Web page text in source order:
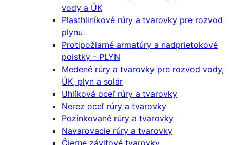
vody a ÚK
Plasthliníkové rúry a tvarovky pre rozvod
plynu
Protipožiarné armatúry a nadprietokové
poistky - PLYN
Medené rúry a tvarovky pre rozvod vody,
ÚK, plyn a solár
Uhlíková oceľ rúry a tvarovky
Nerez oceľ rúry a tvarovky
Pozinkované rúry a tvarovky
Navarovacie rúry a tvarovky
Čierne závitové tvarovky